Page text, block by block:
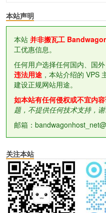
本站声明
本站 并非搬瓦工
工优惠信息。
任何用户选择任何国内、国
违法用途 ，本站介绍的 VPS
建设正规网站用途。
如本站有任何侵权或不宜内
题，不提供任何技术支持，
邮箱：
关注本站